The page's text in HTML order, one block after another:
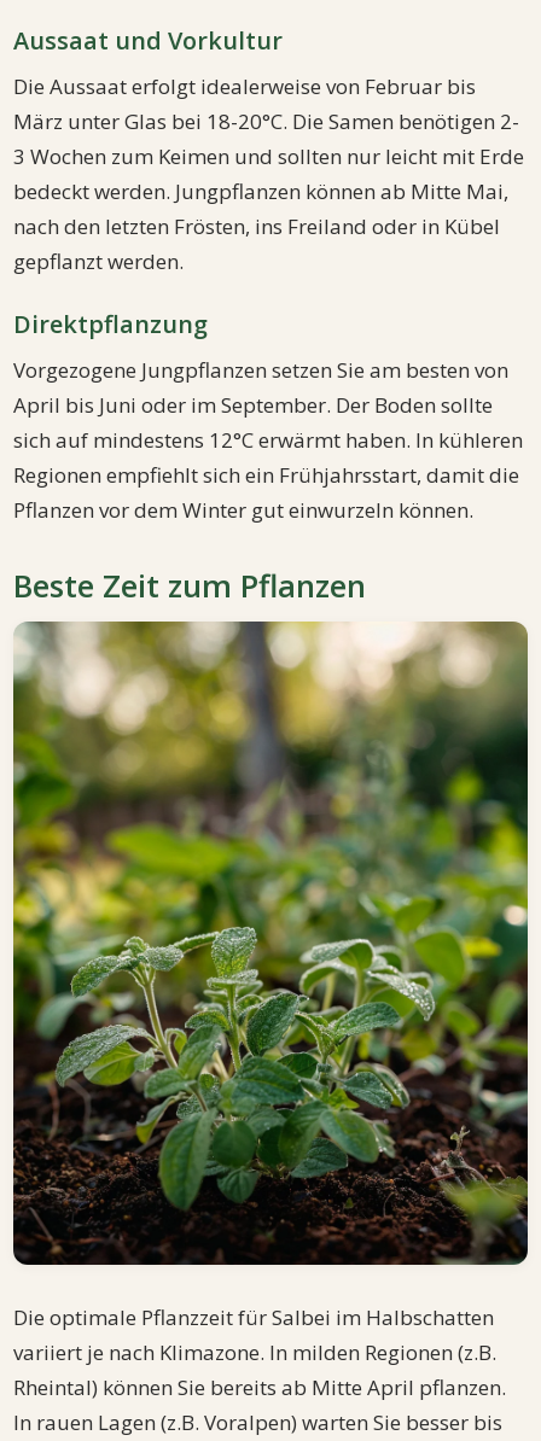
Aussaat und Vorkultur
Die Aussaat erfolgt idealerweise von Februar bis
März unter Glas bei 18-20°C. Die Samen benötigen 2-
3 Wochen zum Keimen und sollten nur leicht mit Erde
bedeckt werden. Jungpflanzen können ab Mitte Mai,
nach den letzten Frösten, ins Freiland oder in Kübel
gepflanzt werden.
Direktpflanzung
Vorgezogene Jungpflanzen setzen Sie am besten von
April bis Juni oder im September. Der Boden sollte
sich auf mindestens 12°C erwärmt haben. In kühleren
Regionen empfiehlt sich ein Frühjahrsstart, damit die
Pflanzen vor dem Winter gut einwurzeln können.
Beste Zeit zum Pflanzen
Die optimale Pflanzzeit für Salbei im Halbschatten
variiert je nach Klimazone. In milden Regionen (z.B.
Rheintal) können Sie bereits ab Mitte April pflanzen.
In rauen Lagen (z.B. Voralpen) warten Sie besser bis